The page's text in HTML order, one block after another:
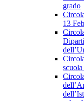
grado
13